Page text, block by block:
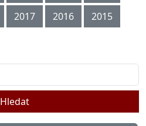
2017 2016
2015
Hledat